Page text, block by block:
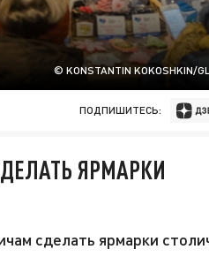
© KONSTANTIN KOKOSHKIN/
ПОДПИШИТЕСЬ:
ЯРМАРКИ
сделать ярмарки